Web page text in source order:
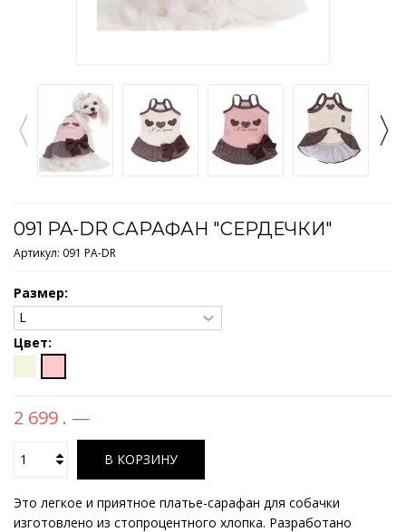
091 PA-DR САРАФАН "СЕРДЕЧКИ"
Артикул: 091 PA-DR
Размер:
Цвет:
2 699 . —
В КОРЗИНУ
Это легкое и приятное платье-сарафан для собачки
изготовлено из стопроцентного хлопка. Разработано